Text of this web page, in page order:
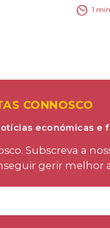
1 min
CONNOSCO
económicas e
Subscreva a
gerir melhor